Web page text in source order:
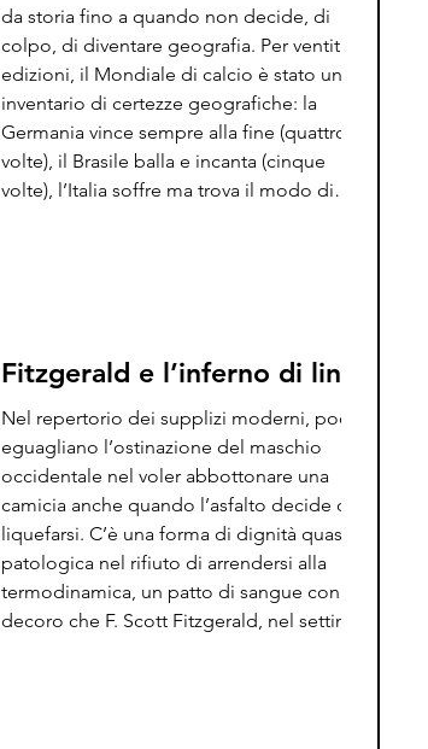
da storia fino a quando non decide, di
colpo, di diventare geografia. Per ventitré
edizioni, il Mondiale di calcio è stato un
inventario di certezze geografiche: la
Germania vince sempre alla fine (quattro
volte), il Brasile balla e incanta (cinque
volte), l’Italia soffre ma trova il modo di
Fitzgerald e l’inferno di lino
Nel repertorio dei supplizi moderni, pochi
eguagliano l’ostinazione del maschio
occidentale nel voler abbottonare una
camicia anche quando l’asfalto decide di
liquefarsi. C’è una forma di dignità quasi
patologica nel rifiuto di arrendersi alla
termodinamica, un patto di sangue con il
decoro che F. Scott Fitzgerald, nel settimo